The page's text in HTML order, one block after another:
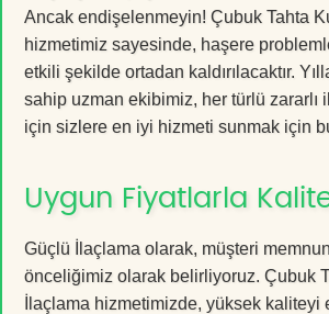
Ancak endişelenmeyin! Çubuk Tahta
hizmetimiz sayesinde, haşere
etkili şekilde ortadan kaldırılacaktır.
sahip uzman ekibimiz, her türlü zararlı
için sizlere en iyi hizmeti sunmak için
Uygun Fiyatlarla
Güçlü İlaçlama olarak, müşteri
önceliğimiz olarak belirliyoruz. Çubuk
İlaçlama hizmetimizde, yüksek kaliteyi